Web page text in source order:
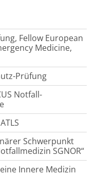
Fellow European
Medicine,
Prüfung
Notfall-
Schwerpunkt
SGNOR“
Innere Medizin